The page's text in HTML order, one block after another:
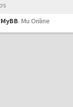
MyBB.Mu Online